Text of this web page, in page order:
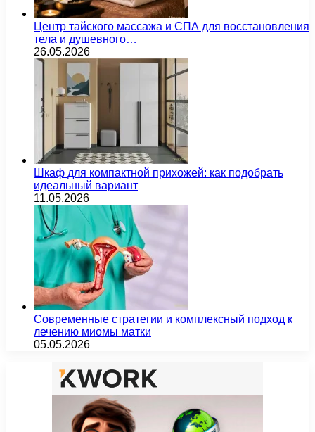
Центр тайского массажа и СПА для восстановления
тела и душевного…
26.05.2026
Шкаф для компактной прихожей: как подобрать
идеальный вариант
11.05.2026
Современные стратегии и комплексный подход к
лечению миомы матки
05.05.2026